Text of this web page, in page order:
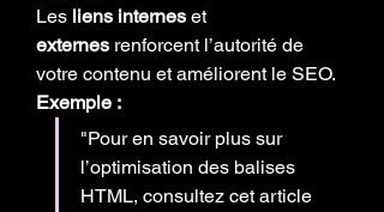
Les liens internes
et
externes renforcent l’autorité de
votre contenu et améliorent le SEO.
Exemple :
"Pour en savoir plus sur
l’optimisation des balises
HTML, consultez cet article